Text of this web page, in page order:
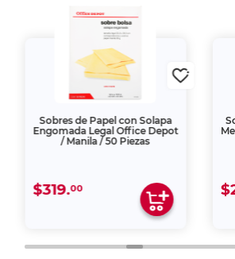
Sobres de Papel con Broche
Metálico Esquela Office Depot
/ Manila / 100 Piezas
$279.